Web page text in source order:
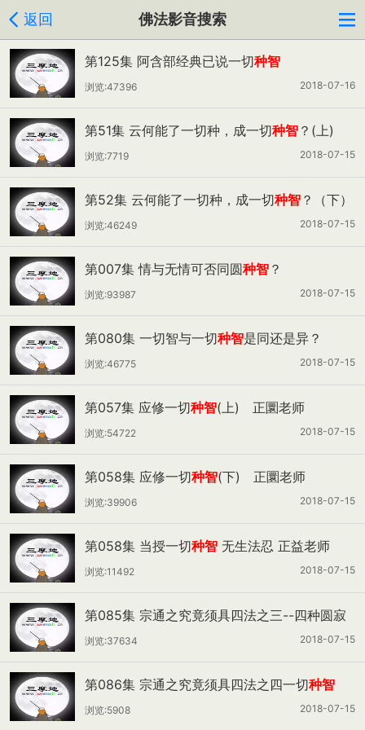
返回 佛法影音搜索
第125集 阿含部经典已说一切种智
2018-07-16
浏览:47396
第51集 云何能了一切种，成一切种智 ？(上)
2018-07-15
浏览:7719
第52集 云何能了一切种，成一切种智 ？（下）
2018-07-15
浏览:46249
第007集 情与无情可否同圆种智 ？
2018-07-15
浏览:93987
第080集 一切智与一切种智是同还是异？
2018-07-15
浏览:46775
第057集 应修一切种智(上) 正圜老师
2018-07-15
浏览:54722
第058集 应修一切种智(下) 正圜老师
2018-07-15
浏览:39906
第058集 当授一切种智 无生法忍 正益老师
2018-07-15
浏览:11492
第085集 宗通之究竟须具四法之三--四种圆寂
+究竟须具四法之四--一切
一 正伟老师
2018-07-15
浏览:37634
第086集 宗通之究竟须具四法之四一切种智
(二) 正伟老师
2018-07-15
浏览:5908